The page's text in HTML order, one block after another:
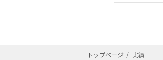
トップページ 実績